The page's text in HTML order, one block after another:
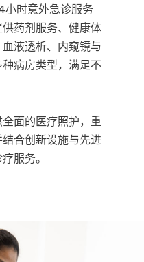
小时意外急诊服务
供药剂服务、健康体
液透析、内窥镜与
病房类型，满足不
面的医疗照护，重
合创新设施与先进
服务。